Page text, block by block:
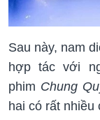
Sau này, nam
hợp tác với
phim Chung
hai có rất nhiều